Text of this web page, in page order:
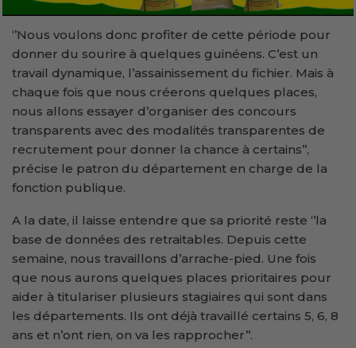
‘’Nous voulons donc profiter de cette période pour
donner du sourire à quelques guinéens. C’est un
travail dynamique, l’assainissement du fichier. Mais à
chaque fois que nous créerons quelques places,
nous allons essayer d’organiser des concours
transparents avec des modalités transparentes de
recrutement pour donner la chance à certains’’,
précise le patron du département en charge de la
fonction publique.
A la date, il laisse entendre que sa priorité reste ‘’la
base de données des retraitables. Depuis cette
semaine, nous travaillons d’arrache-pied. Une fois
que nous aurons quelques places prioritaires pour
aider à titulariser plusieurs stagiaires qui sont dans
les départements. Ils ont déjà travaillé certains 5, 6, 8
ans et n’ont rien, on va les rapprocher’’.